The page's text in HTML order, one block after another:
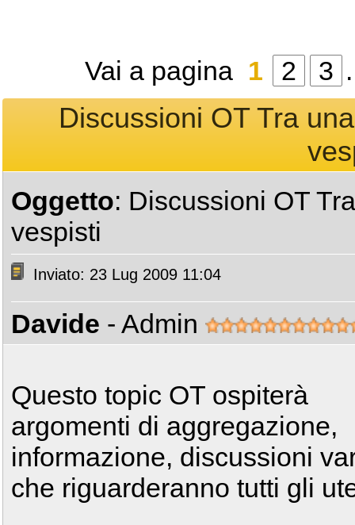
Vai a pagina 1 2 3
Discussioni OT Tra
Oggetto: Discussioni OT
vespisti
Inviato: 23 Lug 2009 11:04
Davide - Admin
Questo topic OT ospiterà
argomenti di aggregazione,
informazione, discussioni
che riguarderanno tutti gli